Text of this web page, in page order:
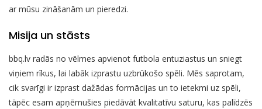
ar mūsu zināšanām un pieredzi.
Misija un stāsts
bbq.lv radās no vēlmes apvienot futbola entuziastus un sniegt
viņiem rīkus, lai labāk izprastu uzbrūkošo spēli. Mēs saprotam,
cik svarīgi ir izprast dažādas formācijas un to ietekmi uz spēli,
tāpēc esam apņēmušies piedāvāt kvalitatīvu saturu, kas palīdzēs